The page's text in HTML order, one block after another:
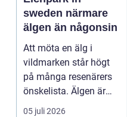
sweden närmare
älgen än någonsin
Att möta en älg i
vildmarken står högt
på många resenärers
önskelista. Älgen är
Skandinaviens ikonis...
05 juli 2026